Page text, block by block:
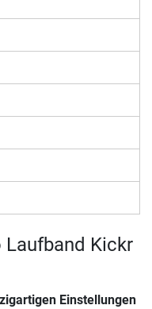
Kickr
Einstellungen